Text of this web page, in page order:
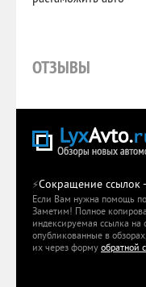
ОТЗЫВЫ
⚡Сокращение ссылок
Если Вам нужна помощь
Заметим! Полное
индексируемая ссылка на
опубликованные в
их через форму обратной